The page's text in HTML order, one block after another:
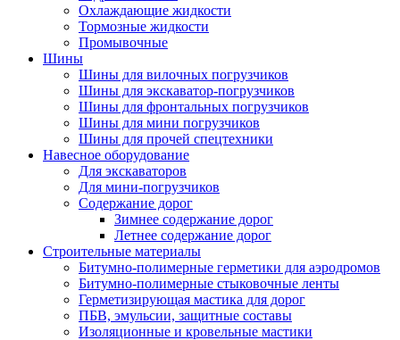
Охлаждающие жидкости
Тормозные жидкости
Промывочные
Шины
Шины для вилочных погрузчиков
Шины для экскаватор-погрузчиков
Шины для фронтальных погрузчиков
Шины для мини погрузчиков
Шины для прочей спецтехники
Навесное оборудование
Для экскаваторов
Для мини-погрузчиков
Содержание дорог
Зимнее содержание дорог
Летнее содержание дорог
Строительные материалы
Битумно-полимерные герметики для аэродромов
Битумно-полимерные стыковочные ленты
Герметизирующая мастика для дорог
ПБВ, эмульсии, защитные составы
Изоляционные и кровельные мастики